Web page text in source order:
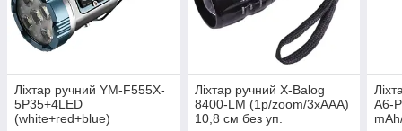
Ліхтар ручний YM-F555X-
5P35+4LED
(white+red+blue)
Ліхтар ручний X-Balog
8400-LM (1р/zoom/3xAAA)
10,8 см без уп.
A6-